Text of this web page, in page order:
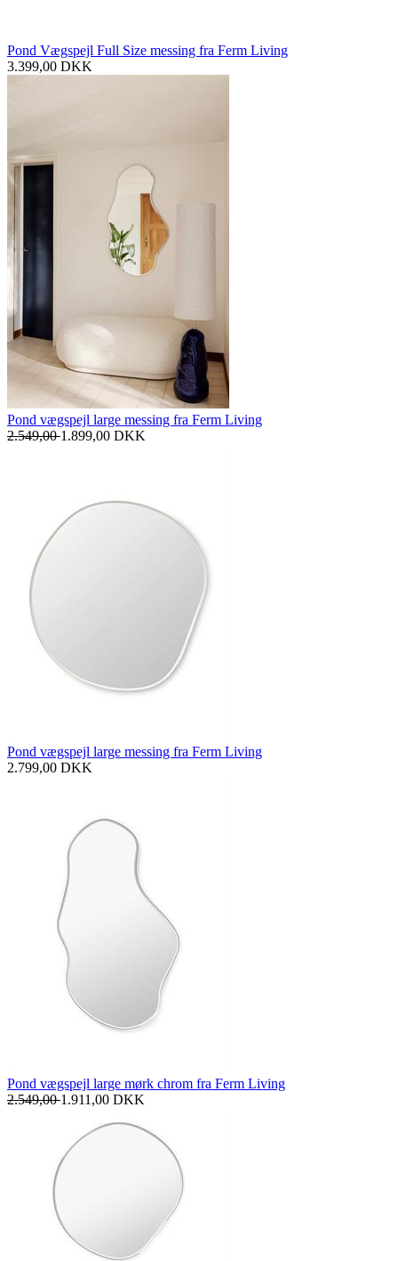
Pond Vægspejl Full Size messing fra Ferm Living
3.399,00 DKK
Pond vægspejl large messing fra Ferm Living
2.549,001.899,00 DKK
Pond vægspejl large messing fra Ferm Living
2.799,00 DKK
Pond vægspejl large mørk chrom fra Ferm Living
2.549,001.911,00 DKK